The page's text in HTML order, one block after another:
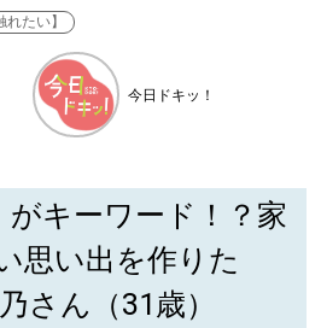
たい】
今日ドキッ！
がキーワード！？家
思い出を作りた
さん（31歳）